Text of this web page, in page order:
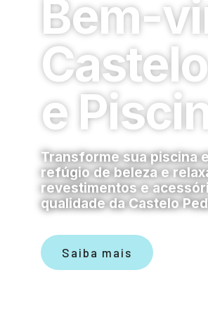
Bem-
e
Transforme sua piscina
refúgio de beleza e
revestimentos e
qualidade da Castelo
Saiba mais